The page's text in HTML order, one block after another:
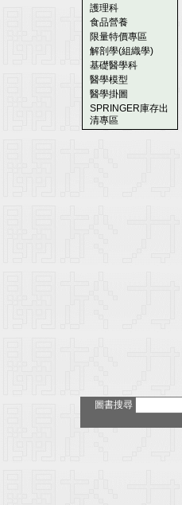
護理科
食品營養
限量特價專區
解剖學(組織學)
基礎醫學科
醫學模型
醫學掛圖
SPRINGER庫存出
清專區
圖書搜尋